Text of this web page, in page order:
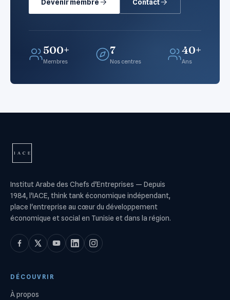
Devenir membre Contact
500+
Membres
7
Nos centres
40+
Ans
Institut Arabe des Chefs d'Entreprises — Depuis
1984, l'IACE, think tank économique indépendant,
place l'entreprise au cœur du développement
économique et social en Tunisie et dans la région.
DÉCOUVRIR
À propos